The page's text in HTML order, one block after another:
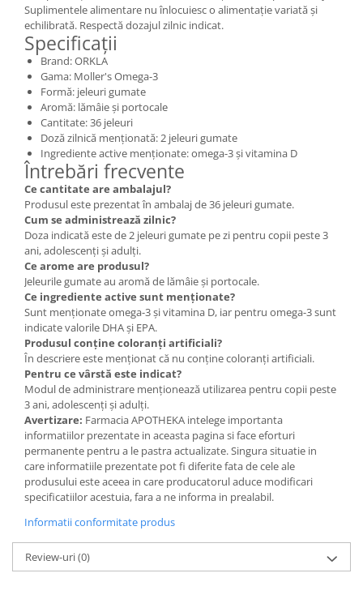
Suplimentele alimentare nu înlocuiesc o alimentație variată și
echilibrată. Respectă dozajul zilnic indicat.
Specificații
Brand: ORKLA
Gama: Moller's Omega-3
Formă: jeleuri gumate
Aromă: lămâie și portocale
Cantitate: 36 jeleuri
Doză zilnică menționată: 2 jeleuri gumate
Ingrediente active menționate: omega-3 și vitamina D
Întrebări frecvente
Ce cantitate are ambalajul?
Produsul este prezentat în ambalaj de 36 jeleuri gumate.
Cum se administrează zilnic?
Doza indicată este de 2 jeleuri gumate pe zi pentru copii peste 3
ani, adolescenți și adulți.
Ce arome are produsul?
Jeleurile gumate au aromă de lămâie și portocale.
Ce ingrediente active sunt menționate?
Sunt menționate omega-3 și vitamina D, iar pentru omega-3 sunt
indicate valorile DHA și EPA.
Produsul conține coloranți artificiali?
În descriere este menționat că nu conține coloranți artificiali.
Pentru ce vârstă este indicat?
Modul de administrare menționează utilizarea pentru copii peste
3 ani, adolescenți și adulți.
Avertizare: Farmacia APOTHEKA intelege importanta
informatiilor prezentate in aceasta pagina si face eforturi
permanente pentru a le pastra actualizate. Singura situatie in
care informatiile prezentate pot fi diferite fata de cele ale
produsului este aceea in care producatorul aduce modificari
specificatiilor acestuia, fara a ne informa in prealabil.
Informatii conformitate produs
Review-uri(0)